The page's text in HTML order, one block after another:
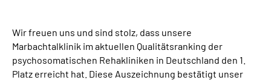
Wir freuen uns und sind stolz, dass unsere
Marbachtalklinik im aktuellen Qualitätsranking der
psychosomatischen Rehakliniken in Deutschland den 1.
Platz erreicht hat. Diese Auszeichnung bestätigt unser